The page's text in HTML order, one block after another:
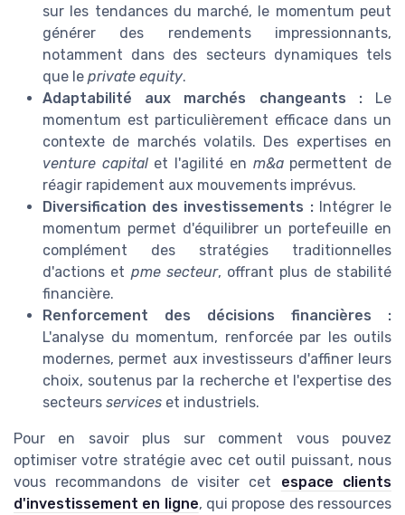
sur les tendances du marché, le momentum peut
générer des rendements impressionnants,
notamment dans des secteurs dynamiques tels
que le private equity.
Adaptabilité aux marchés changeants :Le
momentum est particulièrement efficace dans un
contexte de marchés volatils. Des expertises en
venture capitalet l'agilité en m&apermettent de
réagir rapidement aux mouvements imprévus.
Diversification des investissements :Intégrer le
momentum permet d'équilibrer un portefeuille en
complément des stratégies traditionnelles
d'actions et pme secteur, offrant plus de stabilité
financière.
Renforcement des décisions financières :
L'analyse du momentum, renforcée par les outils
modernes, permet aux investisseurs d'affiner leurs
choix, soutenus par la recherche et l'expertise des
secteurs services et industriels.
Pour en savoir plus sur comment vous pouvez
optimiser votre stratégie avec cet outil puissant, nous
vous recommandons de visiter cet espace clients
d'investissement en ligne, qui propose des ressources